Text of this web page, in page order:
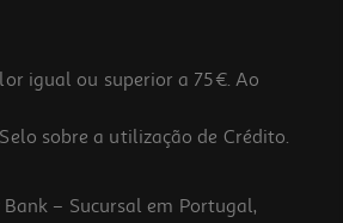
igual ou superior a 75€. Ao
sobre a utilização de Crédito.
– Sucursal em Portugal,